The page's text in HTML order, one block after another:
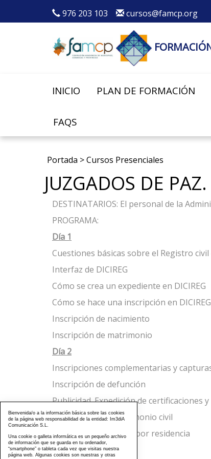
976 203 103 cursos@famcp.org
INICIO PLAN DE FORMACIÓN
FAQS
Portada >Cursos Presenciales
JUZGADOS DE
DESTINATARIOS: El personal de la
PROGRAMA:
Día 1
Cuestiones básicas sobre el Registro civil
Interfaz de DICIREG
Cómo se crea un expediente en DICIREG
Cómo se hace una inscripción en DICIREG
Inscripción de nacimiento
Inscripción de matrimonio
Día 2
Inscripciones complementarias y
Inscripción de defunción
Publicidad. Expedición de certificaciones y
Expedientes de matrimonio civil
Juras de nacionalidad por residencia
Bienvenida/o a la información básica sobre las cookies
de la página web responsabilidad de la entidad: Im3diA
Comunicación S.L.
Una cookie o galleta informática es un pequeño archivo
de información que se guarda en tu ordenador,
“smartphone” o tableta cada vez que visitas nuestra
página web. Algunas cookies son nuestras y otras